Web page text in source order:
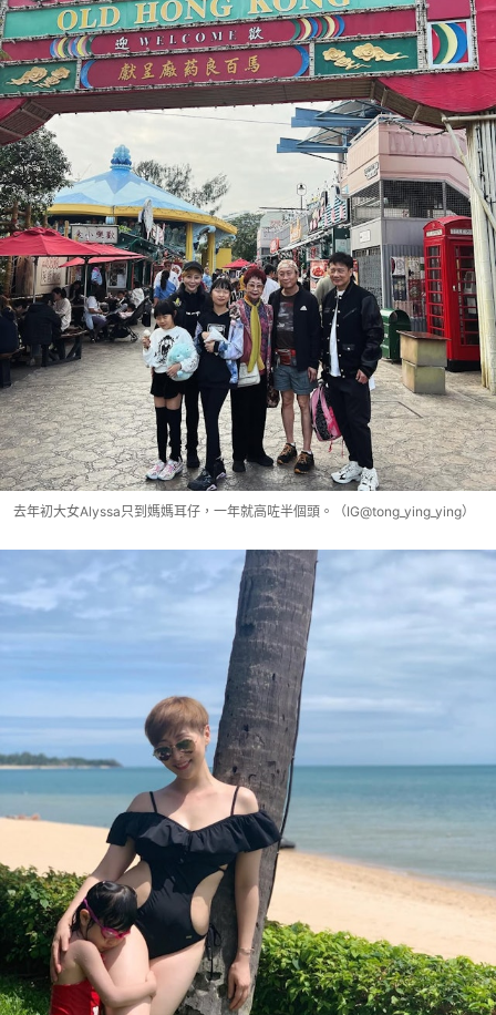
去年初大女Alyssa只到媽媽耳仔，一年就高咗半個頭。（IG@tong_ying_ying）